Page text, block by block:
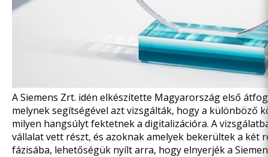
A Siemens Zrt. idén elkészítette Magyarország első
melynek segítségével azt vizsgálták, hogy a különböző
milyen hangsúlyt fektetnek a digitalizációra. A
vállalat vett részt, és azoknak amelyek bekerültek a két
fázisába, lehetőségük nyílt arra, hogy elnyerjék a